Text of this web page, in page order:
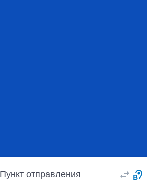
Пункт отправления